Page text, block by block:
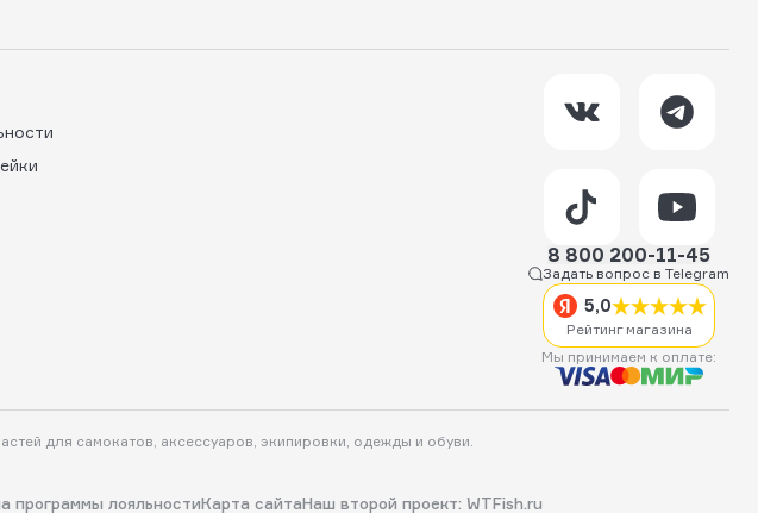
8 800 200-11-45
Задать вопрос в Telegram
5,0
Рейтинг магазина
Мы принимаем к оплате:
для самокатов, аксессуаров, экипировки, одежды и обуви.
программы лояльностиКарта сайтаНаш второй проект: WTFish.ru